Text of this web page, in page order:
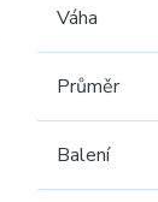
Váha
Průměr
Balení